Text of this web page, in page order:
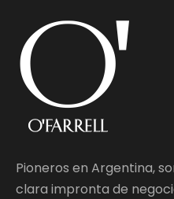
Pioneros en Argentina,
clara impronta de